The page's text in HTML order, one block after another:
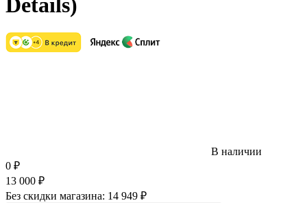
В наличии
0 ₽
13 000 ₽
Без скидки магазина: 14 949 ₽